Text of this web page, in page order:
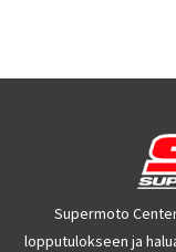
Supermoto
lopputulokseen ja